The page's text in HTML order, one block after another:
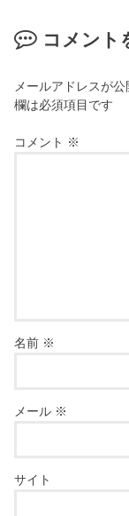
コメント
メールアドレスが
欄は必須項目です
コメント ※
名前 ※
メール ※
サイト